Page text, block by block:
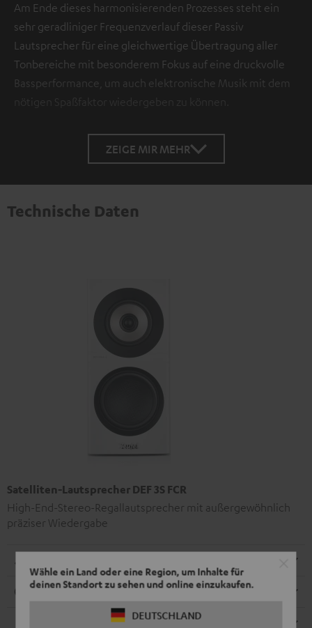
Wähle ein Land oder eine Region, um Inhalte für
deinen Standort zu sehen und online einzukaufen.
DEUTSCHLAND
Am Ende dieses harmonisierenden Prozesses steht ein
sehr geradliniger Frequenzverlauf dieser Passiv
Lautsprecher für eine gleichwertige Übertragung aller
Tonbereiche mit besonderem Fokus auf eine druckvolle
Bassperformance, um auch elektronische Musik mit dem
ZEIGE MIR MEHR
Technische Daten
Satelliten-Lautsprecher DEF 3S FCR
High-End-Stereo-Regallautsprecher mit außergewöhnlich
präziser Wiedergabe
Anschlüsse